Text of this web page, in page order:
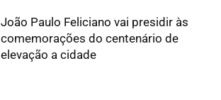
João Paulo Feliciano vai presidir às
comemorações do centenário de
elevação a cidade